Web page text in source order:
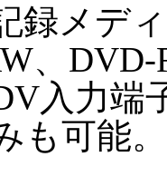
録メデ
、
入力端
も可能。